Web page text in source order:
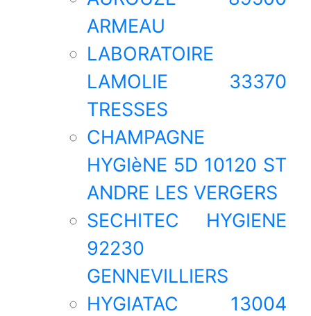
ARMEAU
LABORATOIRE
LAMOLIE 33370
TRESSES
CHAMPAGNE
HYGIèNE 5D 10120 ST
ANDRE LES VERGERS
SECHITEC HYGIENE
92230
GENNEVILLIERS
HYGIATAC 13004